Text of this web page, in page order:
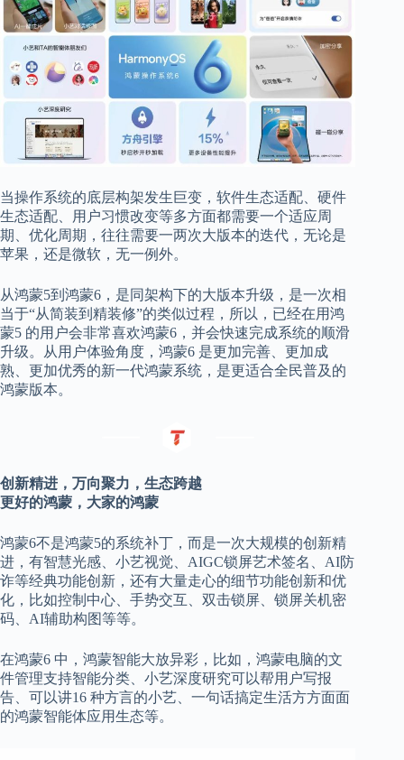
当操作系统的底层构架发生巨变，软件生态适配、硬件
生态适配、用户习惯改变等多方面都需要一个适应周
期、优化周期，往往需要一两次大版本的迭代，无论是
苹果，还是微软，无一例外。
从鸿蒙5到 鸿蒙6 ，是同架构下的大版本升级，是一次相
当于“从简装到精装修”的类似过程，所以，已经在用鸿
蒙5 的用户会非常喜欢鸿蒙6 ，并会快速完成系统的顺滑
升级。从用户体验角度，鸿蒙6 是更加完善、更加成
熟、更加优秀的新一代鸿蒙系统，是更适合全民普及的
鸿蒙版本。
创新精进 ，万向聚力，生态跨越
更好的鸿蒙，大家的鸿蒙
鸿蒙6不是鸿蒙5的系统补丁，而是一次大规模的创新精
进，有智慧光感、小艺视觉、 AIGC锁屏艺术签名、AI防
诈等经典功能创新，还有大量走心的细节功能创新和优
化，比如控制中心、手势交互、双击锁屏、锁屏关机密
码、AI辅助构图等等。
在鸿蒙6 中，鸿蒙智能大放异彩，比如，鸿蒙电脑的文
件管理支持智能分类、小艺深度研究可以帮用户写报
告、可以讲16 种方言的小艺、一句话搞定生活方方面面
的鸿蒙智能体应用生态等。